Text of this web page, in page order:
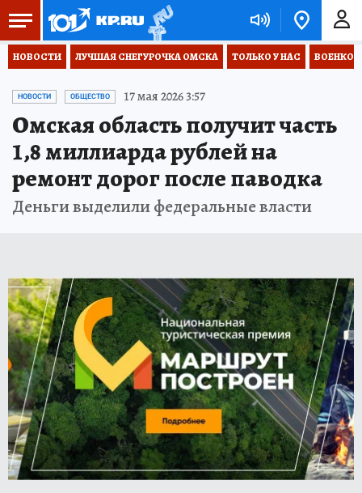
НОВОСТИ ЛУЧШАЯ СНЕГУРОЧКА ОМСКА ТОЛЬКО У НАС
НОВОСТИ ОБЩЕСТВО 17 мая 2026 3:57
Омская область получит часть
1,8 миллиарда рублей на
ремонт дорог после паводка
Деньги выделили федеральные власти